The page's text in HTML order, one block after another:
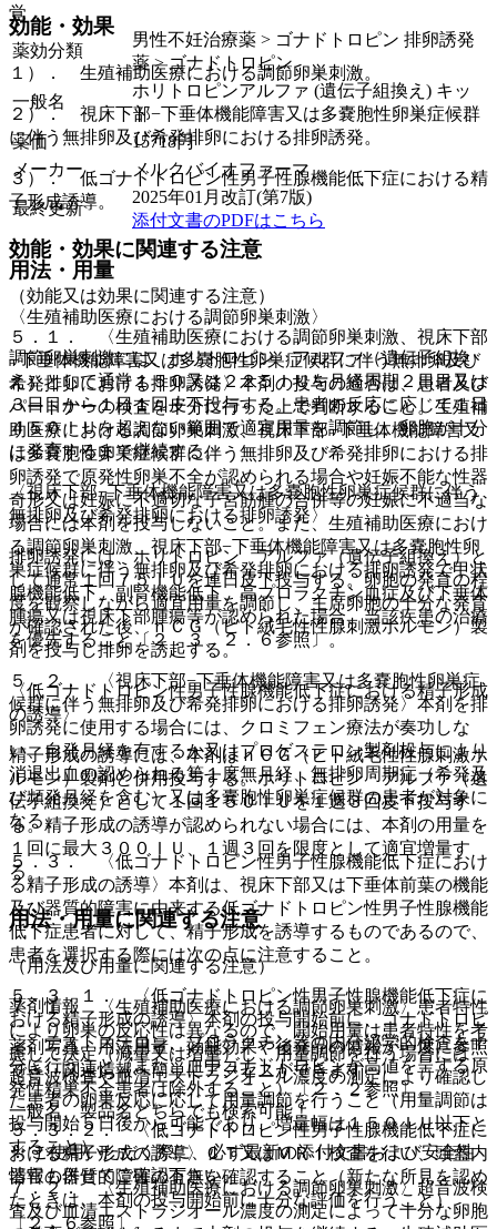
効能・効果
１）． 生殖補助医療における調節卵巣刺激。
２）． 視床下部−下垂体機能障害又は多嚢胞性卵巣症候群
に伴う無排卵及び希発排卵における排卵誘発。
３）． 低ゴナドトロピン性男子性腺機能低下症における精
子形成誘導。
効能・効果に関連する注意
（効能又は効果に関連する注意）
５．１． 〈生殖補助医療における調節卵巣刺激、視床下部
−下垂体機能障害又は多嚢胞性卵巣症候群に伴う無排卵及び
希発排卵における排卵誘発〉本剤の投与の適否は、患者及び
パートナーの検査を十分に行った上で判断すること。生殖補
助医療における調節卵巣刺激、視床下部−下垂体機能障害又
は多嚢胞性卵巣症候群に伴う無排卵及び希発排卵における排
卵誘発で原発性卵巣不全が認められる場合や妊娠不能な性器
奇形又は妊娠に不適切な子宮筋腫の合併等の妊娠に不適当な
場合には本剤を投与しないこと。また、生殖補助医療におけ
る調節卵巣刺激、視床下部−下垂体機能障害又は多嚢胞性卵
巣症候群に伴う無排卵及び希発排卵における排卵誘発で甲状
腺機能低下、副腎機能低下、高プロラクチン血症及び下垂体
腫瘍又は視床下部腫瘍等が認められた場合、当該疾患の治療
を優先すること〔２．３、２．６参照〕。
５．２． 〈視床下部−下垂体機能障害又は多嚢胞性卵巣症
候群に伴う無排卵及び希発排卵における排卵誘発〉本剤を排
卵誘発に使用する場合には、クロミフェン療法が奏功しな
い、自発月経を有するか又はプロゲステロン製剤投与により
消退出血の認められる第１度無月経、無排卵周期症（希発及
び頻発月経を含む）又は多嚢胞性卵巣症候群の患者が対象に
なる。
５．３． 〈低ゴナドトロピン性男子性腺機能低下症におけ
る精子形成の誘導〉本剤は、視床下部又は下垂体前葉の機能
及び器質的障害に由来する低ゴナドトロピン性男子性腺機能
低下症患者に対して、精子形成を誘導するものであるので、
患者を選択する際には次の点に注意すること。
５．３．１． 〈低ゴナドトロピン性男子性腺機能低下症に
おける精子形成の誘導〉本剤の投与開始前に、ゴナドトロピ
ン、テストステロン、プロラクチン等の内分泌学的検査を十
分に行うこと（また、血中ゴナドトロピンが高値を呈する原
発性精巣不全患者は除外すること）〔２．２参照〕。
５．３．２． 〈低ゴナドトロピン性男子性腺機能低下症に
おける精子形成の誘導〉ＣＴ又はＭＲＩ検査を行い、頭蓋内
器官の器質的障害の有無を確認すること（新たな所見を認め
たときは、本剤の投与開始前に十分な評価を行うこと）
〔２．６参照〕。
覚
薬効分類
男性不妊治療薬 > ゴナドトロピン 排卵誘発
薬 > ゴナドトロピン
一般名
ホリトロピンアルファ (遺伝子組換え) キッ
ト
薬価
15718円
メーカー
メルクバイオファーマ
最終更新
2025年01月改訂(第7版)
添付文書のPDFはこちら
用法・用量
〈生殖補助医療における調節卵巣刺激〉
調節卵巣刺激には、ホリトロピン アルファ（遺伝子組換
え）として通常１５０又は２２５ＩＵを月経周期２日目又は
３日目から１日１回皮下投与する。患者の反応に応じて１日
４５０ＩＵを超えない範囲で適宜用量を調節し、卵胞が十分
に発育するまで継続する。
〈視床下部−下垂体機能障害又は多嚢胞性卵巣症候群に伴う
無排卵及び希発排卵における排卵誘発〉
排卵誘発には、ホリトロピン アルファ（遺伝子組換え）と
して通常１回７５ＩＵを連日皮下投与する。卵胞の発育の程
度を観察しながら適宜用量を調節し、主席卵胞の十分な発育
が確認された後、ｈＣＧ（ヒト絨毛性性腺刺激ホルモン）製
剤を投与し排卵を誘起する。
〈低ゴナドトロピン性男子性腺機能低下症における精子形成
の誘導〉
精子形成の誘導には、本剤はｈＣＧ（ヒト絨毛性性腺刺激ホ
ルモン）製剤と併用投与する。ホリトロピン アルファ（遺
伝子組換え）として１回１５０ＩＵを１週３回皮下投与す
る。精子形成の誘導が認められない場合には、本剤の用量を
１回に最大３００ＩＵ、１週３回を限度として適宜増量す
る。
用法・用量に関連する注意
（用法及び用量に関連する注意）
７．１． 〈生殖補助医療における調節卵巣刺激〉患者特性
により卵巣の反応性は異なるので、開始用量は患者特性を考
慮して決定（減量又は増量）し、用量調節を行う場合には、
超音波検査や血清エストラジオール濃度の測定により確認し
た患者の卵巣反応に応じて用量調節を行うこと（用量調節は
投与開始５日後から可能であり、増量幅は１５０ＩＵ以下と
すること）。
７．２． 〈生殖補助医療における調節卵巣刺激〉超音波検
査及び血清エストラジオール濃度の測定によって十分な卵胞
薬剤情報
薬剤写真、用法用量、効能効果や後発品の情報が一度に参照
でき、関連情報へ簡単にアクセスができます。
一般名、製品名どちらでも検索可能！
※ ご使用いただく際に、必ず最新の添付文書および安全性
情報も併せてご確認下さい。